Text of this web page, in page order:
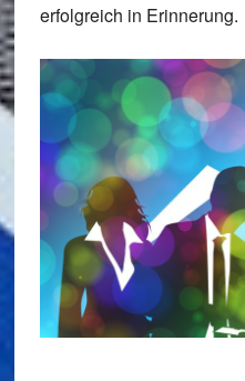
erfolgreich in Erinnerung.